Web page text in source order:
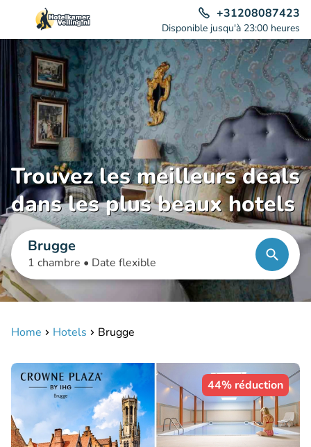
+31208087423
Disponible jusqu'à 23:00 heures
Trouvez les meilleurs deals
dans les plus beaux hotels
Brugge
1 chambre • Date flexible
Home Hotels Brugge
44% réduction